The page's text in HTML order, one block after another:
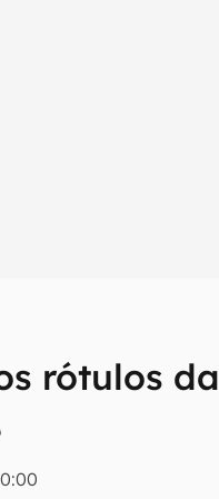
rótulos da
tecnologia em primeira